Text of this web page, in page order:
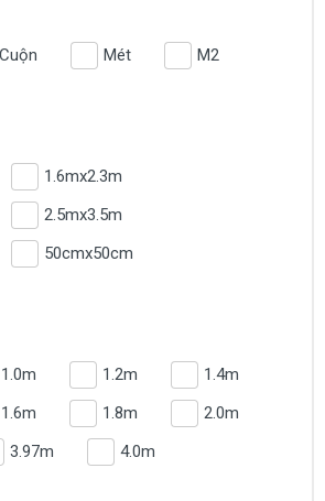
Cuộn Mét M2
1.6mx2.3m
2.5mx3.5m
50cmx50cm
1.0m 1.2m
1.4m
1.6m 1.8m
2.0m
3.97m 4.0m